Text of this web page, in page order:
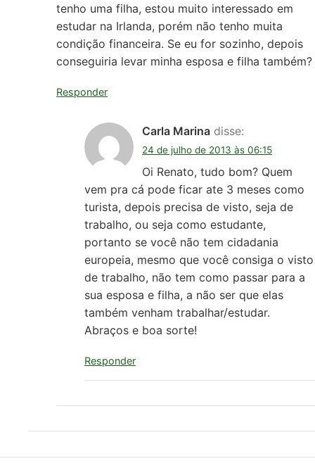
tenho uma filha, estou muito interessado em
estudar na Irlanda, porém não tenho muita
condição financeira. Se eu for sozinho, depois
conseguiria levar minha esposa e filha também?
Responder
Carla Marina disse:
24 de julho de 2013 às 06:15
Oi Renato, tudo bom? Quem
vem pra cá pode ficar ate 3 meses como
turista, depois precisa de visto, seja de
trabalho, ou seja como estudante,
portanto se você não tem cidadania
europeia, mesmo que você consiga o visto
de trabalho, não tem como passar para a
sua esposa e filha, a não ser que elas
também venham trabalhar/estudar.
Abraços e boa sorte!
Responder